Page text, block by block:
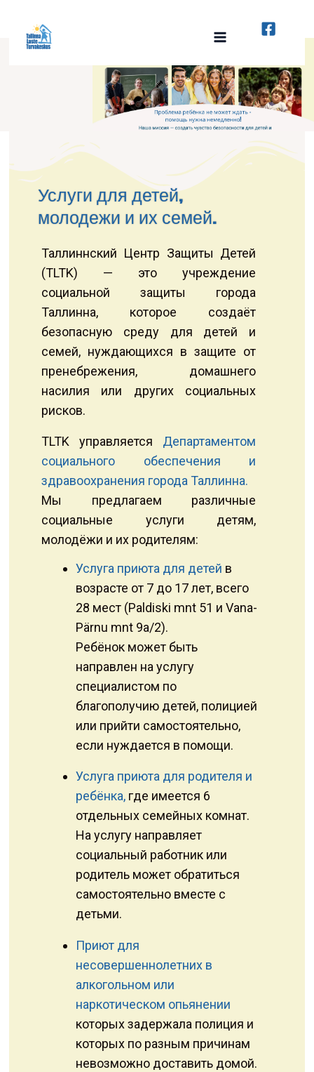
содержимому
Услуги для детей,
молодежи и их семей.
Таллиннский Центр Защиты Детей
(TLTK) — это учреждение
социальной защиты города
Таллинна, которое создаёт
безопасную среду для детей и
семей, нуждающихся в защите от
пренебрежения, домашнего
насилия или других социальных
рисков.
TLTK управляется Департаментом
социального обеспечения и
здравоохранения города Таллинна.
Мы предлагаем различные
социальные услуги детям,
молодёжи и их родителям:
Услуга приюта для детей в
возрасте от 7 до 17 лет, всего
28 мест (Paldiski mnt 51 и Vana-
Pärnu mnt 9a/2).
Ребёнок может быть
направлен на услугу
специалистом по
благополучию детей, полицией
или прийти самостоятельно,
если нуждается в помощи.
Услуга приюта для родителя и
ребёнка, где имеется 6
отдельных семейных комнат.
На услугу направляет
социальный работник или
родитель может обратиться
самостоятельно вместе с
детьми.
Приют для
несовершеннолетних в
алкогольном или
наркотическом опьянении
которых задержала полиция и
которых по разным причинам
невозможно доставить домой.